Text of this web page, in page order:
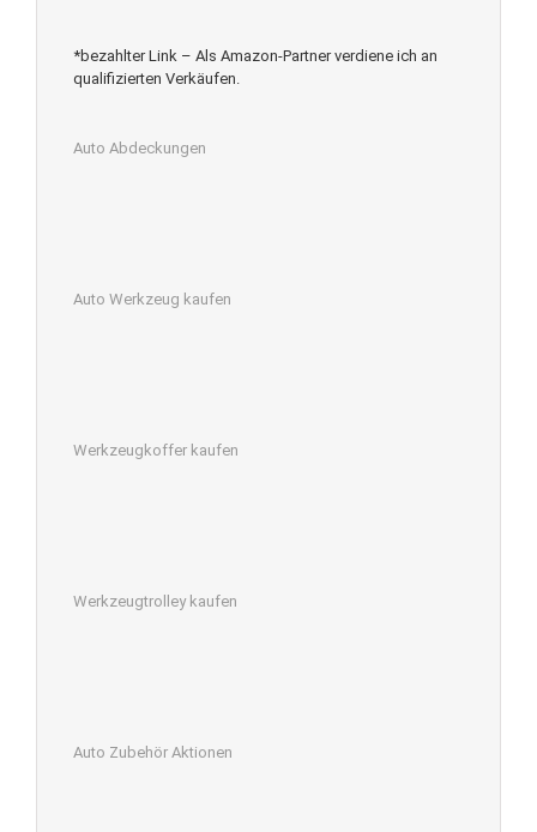
*bezahlter Link – Als Amazon-Partner verdiene ich an
qualifizierten Verkäufen.
Auto Abdeckungen
Auto Werkzeug kaufen
Werkzeugkoffer kaufen
Werkzeugtrolley kaufen
Auto Zubehör Aktionen